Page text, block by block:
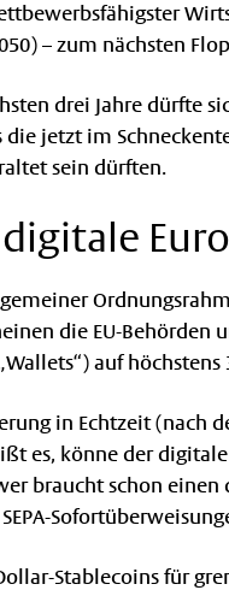
– zum nächsten
drei Jahre dürfte
jetzt im
sein dürften.
die EU-
auf
in Echtzeit (nach
es, könne der
braucht schon
Stablecoins für